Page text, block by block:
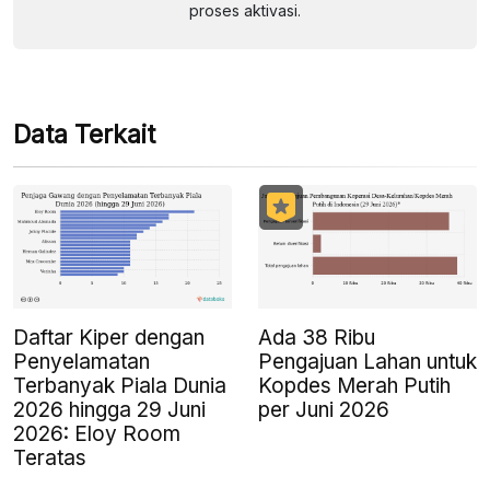
proses aktivasi.
Data Terkait
Daftar Kiper dengan
Penyelamatan
Terbanyak Piala Dunia
2026 hingga 29 Juni
2026: Eloy Room
Teratas
Ada 38 Ribu
Pengajuan Lahan untuk
Kopdes Merah Putih
per Juni 2026